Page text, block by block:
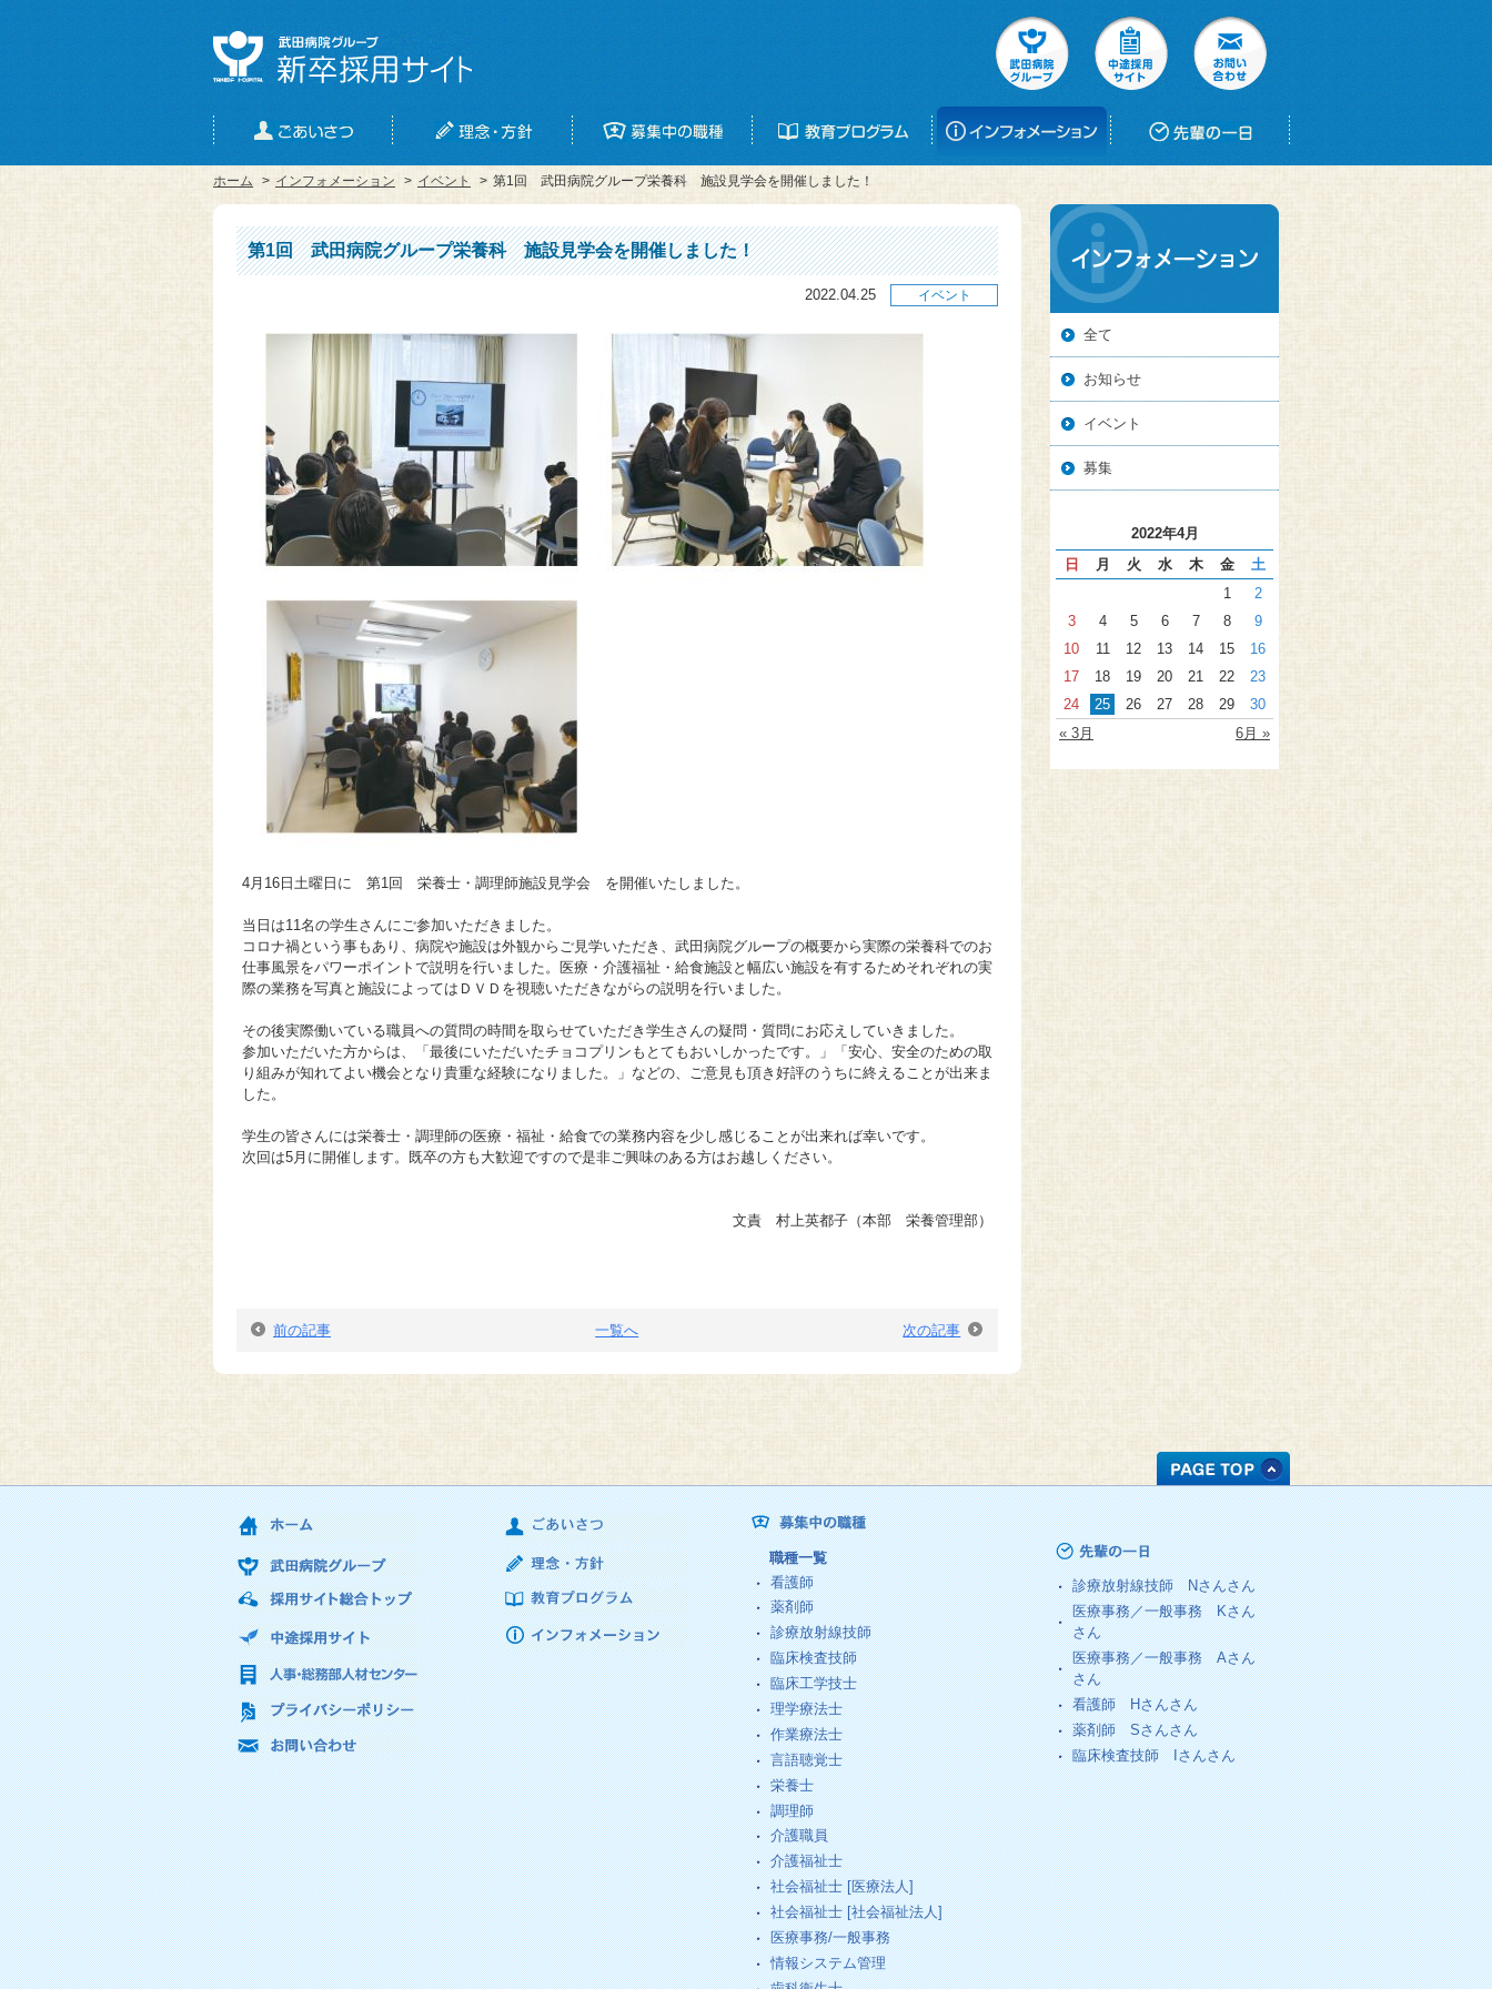
ホーム > インフォメーション > イベント > 第1回 武田病院グループ栄養科 施設見学会を開催しました！
第1回 武田病院グループ栄養科 施設見学会を開催しました！
2022.04.25 イベント
4月16日土曜日に 第1回 栄養士・調理師施設見学会 を開催いたしました。
当日は11名の学生さんにご参加いただきました。
コロナ禍という事もあり、病院や施設は外観からご見学いただき、武田病院グループの概要から実際の栄養科でのお
仕事風景をパワーポイントで説明を行いました。医療・介護福祉・給食施設と幅広い施設を有するためそれぞれの実
際の業務を写真と施設によってはＤＶＤを視聴いただきながらの説明を行いました。
その後実際働いている職員への質問の時間を取らせていただき学生さんの疑問・質問にお応えしていきました。
参加いただいた方からは、「最後にいただいたチョコプリンもとてもおいしかったです。」「安心、安全のための取
り組みが知れてよい機会となり貴重な経験になりました。」などの、ご意見も頂き好評のうちに終えることが出来ま
した。
学生の皆さんには栄養士・調理師の医療・福祉・給食での業務内容を少し感じることが出来れば幸いです。
次回は5月に開催します。既卒の方も大歓迎ですので是非ご興味のある方はお越しください。
文責 村上英都子（本部 栄養管理部）
前の記事 一覧へ 次の記事
全て
お知らせ
イベント
募集
2022年4月
日
月 火 水 木 金 土
« 3月 6月 »
1
2
3
4 5 6 7 8
9
10
11 12 13 14 15
16
17
18 19 20 21 22
23
24
25 26 27 28 29 30
職種一覧
看護師
薬剤師
診療放射線技師
臨床検査技師
臨床工学技士
理学療法士
作業療法士
言語聴覚士
栄養士
調理師
介護職員
介護福祉士
社会福祉士 [医療法人]
社会福祉士 [社会福祉法人]
医療事務/一般事務
情報システム管理
診療放射線技師Nさんさん
医療事務／一般事務Kさん
さん
医療事務／一般事務Aさん
さん
看護師Hさんさん
薬剤師Sさんさん
臨床検査技師Iさんさん